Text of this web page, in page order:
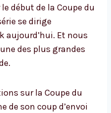
début de la Coupe du
se dirige
aujourd’hui. Et nous
des plus grandes
sur la Coupe du
de son coup d’envoi